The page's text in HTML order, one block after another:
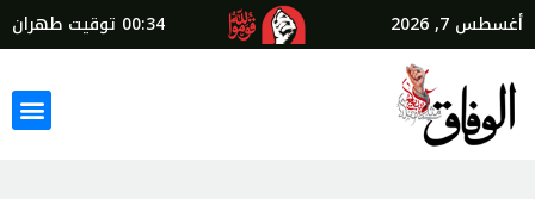
أغسطس 7, 2026 00:34 توقيت طهران